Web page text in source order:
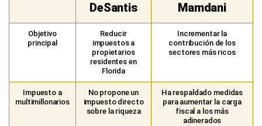
DeSantis
Mamdani
Objetivo
principal
Reducir
impuestos a
propietarios
residentes en
Florida
Incrementar la
contribución de los
sectores más ricos
Impuesto a
multimillonarios
No propone un
impuesto directo
sobre la riqueza
Ha respaldado medidas
para aumentar la carga
fiscal a los más
adinerados